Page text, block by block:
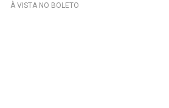
À VISTA NO BOLETO